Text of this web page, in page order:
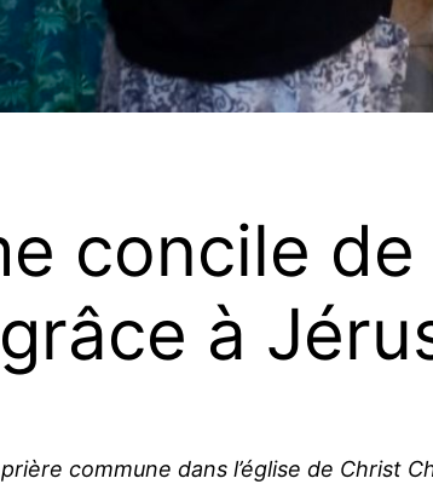
concile
à
commune dans l’église de Christ